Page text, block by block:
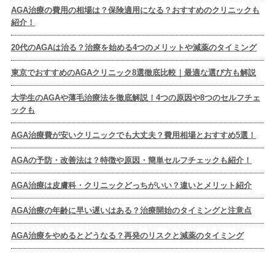
AGA治療の費用の相場は？保険適用になる？おすすめのクリニックも
紹介！
20代のAGAは治る？治療を始める4つのメリットや減薬のタイミング
東京でおすすめのAGAクリニック8選徹底比較｜最適な選び方も解説
大学生のAGAや薄毛治療法を徹底解説！4つの原因や8つのセルフチェ
ックも
AGA治療費が安いクリニックでも大丈夫？費用相場とおすすめ5選！
AGAの予防・改善法は？特徴や原因・簡単セルフチェックも紹介！
AGA治療は皮膚科・クリニックどっちがいい？違いとメリット紹介
AGA治療の年齢に早い遅いはある？治療開始のタイミングと注意点
AGA治療をやめるとどうなる？再発のリスクと減薬のタイミング